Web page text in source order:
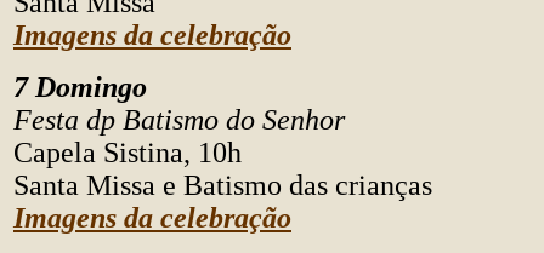
Imagens da celebração
7 Domingo
Festa dp Batismo do Senhor
Capela Sistina, 10h
Santa Missa e Batismo das crianças
Imagens da celebração